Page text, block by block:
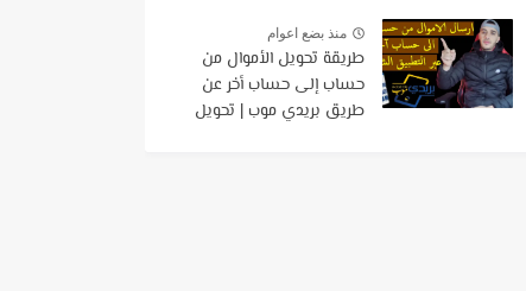
منذ بضع اعوام
طريقة تحويل الأموال من
حساب إلى حساب أخر عن
طريق بريدي موب | تحويل